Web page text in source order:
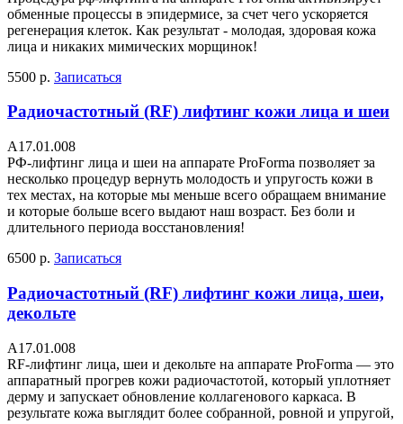
обменные процессы в эпидермисе, за счет чего ускоряется
регенерация клеток. Как результат - молодая, здоровая кожа
лица и никаких мимических морщинок!
5500 р. Записаться
Радиочастотный (RF) лифтинг кожи лица и шеи
A17.01.008
РФ-лифтинг лица и шеи на аппарате ProForma позволяет за
несколько процедур вернуть молодость и упругость кожи в
тех местах, на которые мы меньше всего обращаем внимание
и которые больше всего выдают наш возраст. Без боли и
длительного периода восстановления!
6500 р. Записаться
Радиочастотный (RF) лифтинг кожи лица, шеи,
декольте
A17.01.008
RF-лифтинг лица, шеи и декольте на аппарате ProForma — это
аппаратный прогрев кожи радиочастотой, который уплотняет
дерму и запускает обновление коллагенового каркаса. В
результате кожа выглядит более собранной, ровной и упругой,